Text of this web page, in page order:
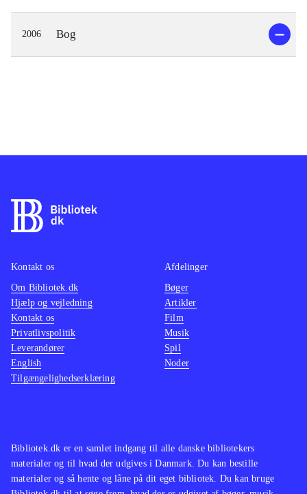
2006 Bog
Bibliotek.dk er en samlet indgang til alle danske bibliotekers
materialer og til hvad der udgives i Danmark. Du kan bestille
materialer og så hente og låne på dit eget bibliotek. Du kan bruge
Kontakt os
Om Bibliotek.dk
Hjælp og vejledning
Kontakt os
Privatlivspolitik
Leverandører
English
Tilgængelighedserklæring
Afdelinger
Bøger
Artikler
Film
Musik
Spil
Noder